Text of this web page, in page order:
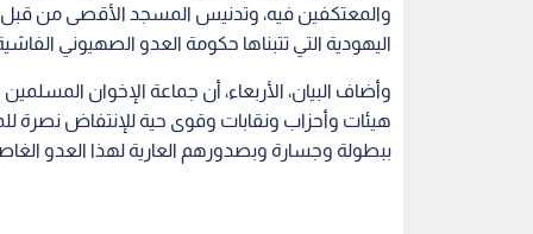
والمعتكفين فيه، وتدنيس المسجد الأقصى من قبل
اليهودية التي تتبناها حكومة العدو الصهيوني
وأضاف البيان، الأربعاء، أن جماعة الإخوان
هيئات وأحزاب ونقابات وقوى حية للإنتفاض نصرة
ببطولة وجسارة وبصدورهم العارية لهذا العدو